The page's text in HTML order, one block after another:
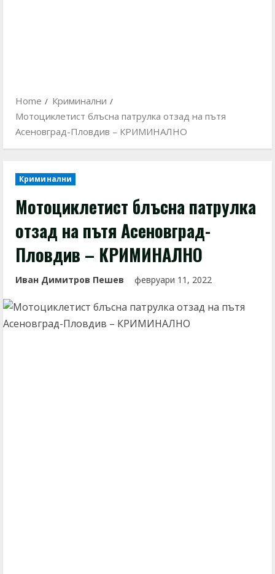
Home
Криминални
Мотоциклетист блъсна патрулка отзад на пътя
Асеновград-Пловдив – КРИМИНАЛНО
Криминални
Мотоциклетист блъсна патрулка
отзад на пътя Асеновград-
Пловдив – КРИМИНАЛНО
Иван Димитров Пешев февруари 11, 2022